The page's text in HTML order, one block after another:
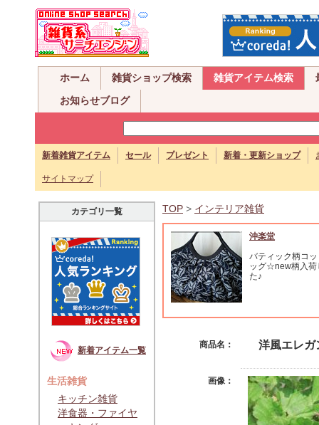
ホーム 雑貨ショップ検索 雑貨アイテム検索
お知らせブログ
新着雑貨アイテム セール プレゼント 新着・更新ショップ
サイトマップ
カテゴリ一覧
新着アイテム一覧
生活雑貨
キッチン雑貨
洋食器・ファイヤ
TOP > インテリア雑貨
沖楽堂
バティック柄コ
ッグ☆new柄入荷
た♪
商品名： 洋風エレガ
画像：